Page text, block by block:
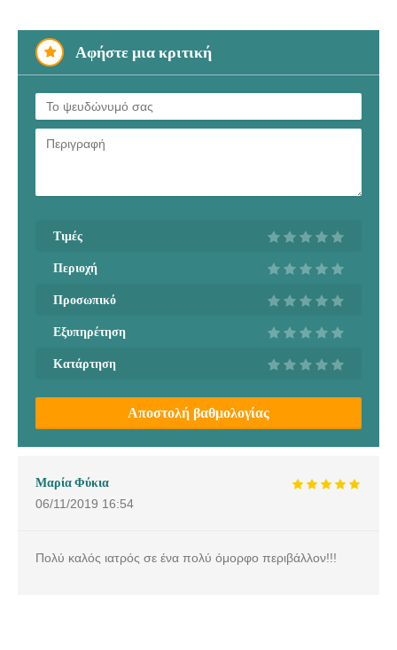
Αφήστε μια κριτική
Τιμές
Περιοχή
Προσωπικό
Εξυπηρέτηση
Κατάρτηση
Αποστολή βαθμολογίας
Μαρία Φύκια
06/11/2019 16:54
Πολύ καλός ιατρός σε ένα πολύ όμορφο περιβάλλον!!!